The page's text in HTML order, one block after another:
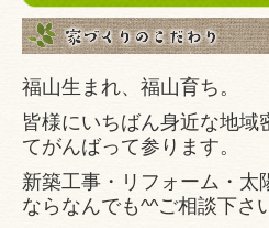
リフォーム
リフォーム事例
お客様の声
福山生まれ、福山育ち。
皆様にいちばん身近な地域
てがんばって参ります。
新築工事・リフォーム・太
ならなんでも^^ご相談下さ